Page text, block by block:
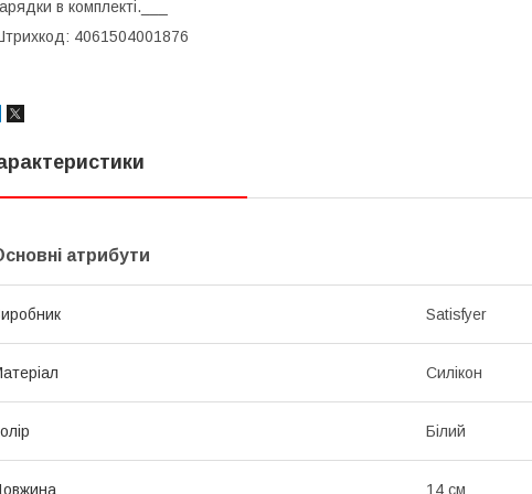
в комплекті.___
4061504001876
атрибути
Satisfyer
Силікон
Білий
14 см